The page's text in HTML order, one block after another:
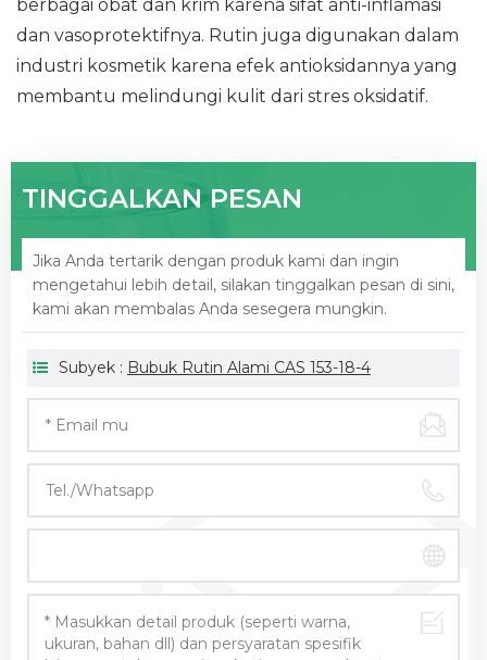
berbagai obat dan krim karena sifat anti-inflamasi
dan vasoprotektifnya. Rutin juga digunakan dalam
industri kosmetik karena efek antioksidannya yang
membantu melindungi kulit dari stres oksidatif.
TINGGALKAN PESAN
Jika Anda tertarik dengan produk kami dan ingin
mengetahui lebih detail, silakan tinggalkan pesan di sini,
kami akan membalas Anda sesegera mungkin.
Subyek : Bubuk Rutin Alami CAS 153-18-4